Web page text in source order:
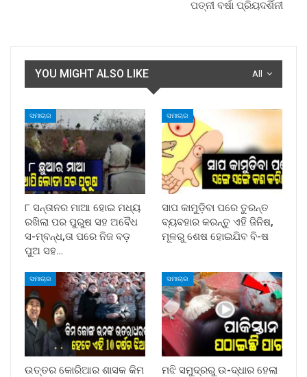
ପତ୍ନୀ ବର୍ଷା ପ୍ରିୟଦର୍ଶିନୀ
All
YOU MIGHT ALSO LIKE
ସମାଚାର
୮ ସନ୍ତାନର ମାଆ ହୋଇ ମଧ୍ୟ
ରଖିଲା ପର ପୁରୁଷ ସହ ଅବୈଧ
ସ-ମ୍ବନ୍ଧ,ତା ପରେ ନିଜ ବଡ଼
ପୁଅ ସହ…
ସମାଚାର
ସାପ କାମୁଡ଼ିବା ପରେ ତୁରନ୍ତ
ବ୍ୟବହାର କରନ୍ତୁ ଏହି ଜିନିଷ,
ମୂଳରୁ ଶେଷ ହୋଇଯିବ ବି-ଷ
ସମାଚାର
ଉତ୍ତର କୋରିଆର ଶାସକ କିମ
ସମାଚାର
ମଝି ସମୁଦ୍ରରୁ ଉ-ଦ୍ଧାର ହେଲା